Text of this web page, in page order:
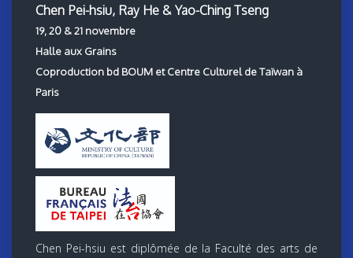
Chen Pei-hsiu, Ray He & Yao-Ching Tseng
19, 20 & 21 novembre
Halle aux Grains
Coproduction bd BOUM et Centre Culturel de Taïwan à
Paris
Chen Pei-hsiu est diplômée de la Faculté des arts de